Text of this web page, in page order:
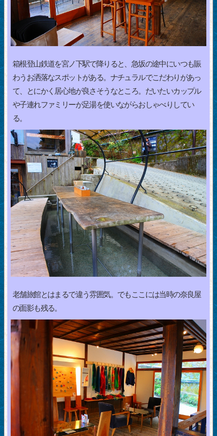
箱根登山鉄道を宮ノ下駅で降りると、急坂の途中にいつも賑
わうお洒落なスポットがある。ナチュラルでこだわりがあっ
て、とにかく居心地が良さそうなところ。だいたいカップル
や子連れファミリーが足湯を使いながらおしゃべりしてい
る。
老舗旅館とはまるで違う雰囲気。でもここには当時の奈良屋
の面影も残る。